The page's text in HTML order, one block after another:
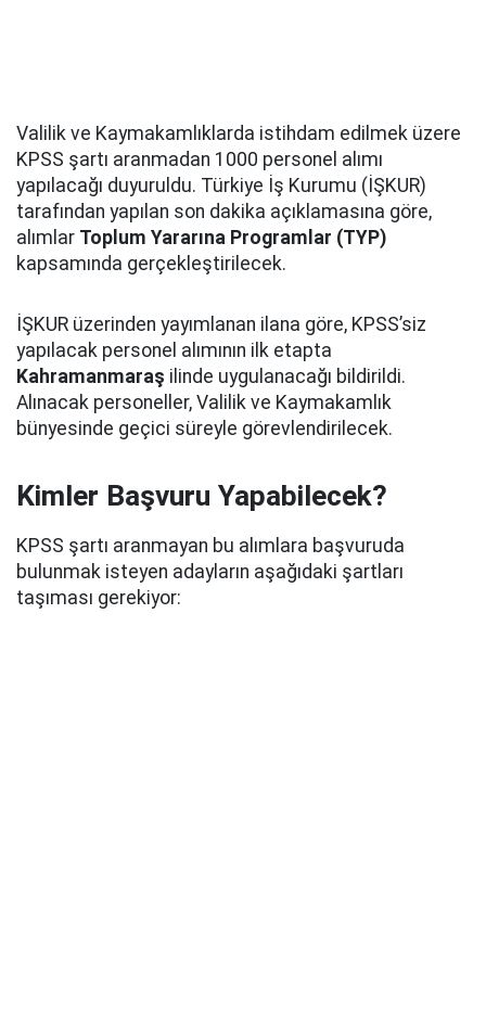
Valilik ve Kaymakamlıklarda istihdam edilmek üzere
KPSS şartı aranmadan 1000 personel alımı
yapılacağı duyuruldu. Türkiye İş Kurumu (İŞKUR)
tarafından yapılan son dakika açıklamasına göre,
alımlar Toplum Yararına Programlar (TYP)
kapsamında gerçekleştirilecek.
İŞKUR üzerinden yayımlanan ilana göre, KPSS’siz
yapılacak personel alımının ilk etapta
Kahramanmaraş ilinde uygulanacağı bildirildi.
Alınacak personeller, Valilik ve Kaymakamlık
bünyesinde geçici süreyle görevlendirilecek.
Kimler Başvuru Yapabilecek?
KPSS şartı aranmayan bu alımlara başvuruda
bulunmak isteyen adayların aşağıdaki şartları
taşıması gerekiyor: